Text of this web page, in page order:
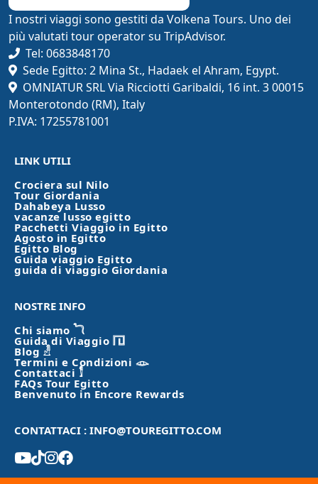
I nostri viaggi sono gestiti da Volkena Tours. Uno dei
più valutati tour operator su TripAdvisor.
Tel: 0683848170
Sede Egitto: 2 Mina St., Hadaek el Ahram, Egypt.
OMNIATUR SRL Via Ricciotti Garibaldi, 16 int. 3 00015
Monterotondo (RM), Italy
P.IVA: 17255781001
LINK UTILI
Crociera sul Nilo
Tour Giordania
Dahabeya Lusso
vacanze lusso egitto
Pacchetti Viaggio in Egitto
Agosto in Egitto
Egitto Blog
Guida viaggio Egitto
guida di viaggio Giordania
NOSTRE INFO
Chi siamo 𓆓
Guida di Viaggio 𓉔
Blog 𓁐
Termini e Condizioni 𓁼
Contattaci 𓀾
FAQs Tour Egitto
Benvenuto in Encore Rewards
CONTATTACI : INFO@TOUREGITTO.COM